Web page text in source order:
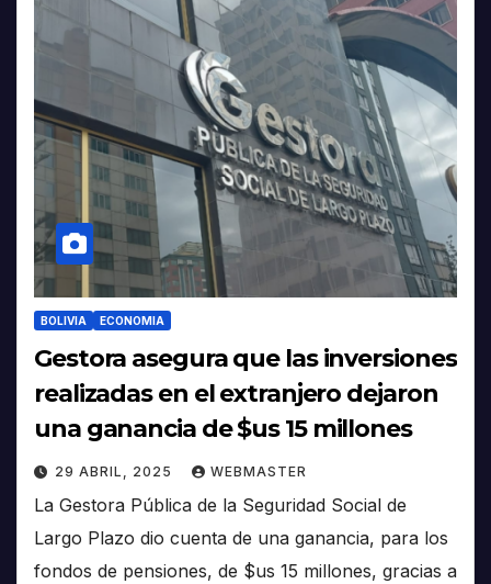
BOLIVIA ECONOMIA
Gestora asegura que las inversiones
realizadas en el extranjero dejaron
una ganancia de $us 15 millones
29 ABRIL, 2025 WEBMASTER
La Gestora Pública de la Seguridad Social de
Largo Plazo dio cuenta de una ganancia, para los
fondos de pensiones, de $us 15 millones, gracias a